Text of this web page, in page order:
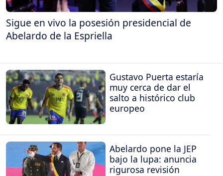
Sigue en vivo la posesión presidencial de
Abelardo de la Espriella
Gustavo Puerta estaría
muy cerca de dar el
salto a histórico club
europeo
Abelardo pone la JEP
bajo la lupa: anuncia
rigurosa revisión